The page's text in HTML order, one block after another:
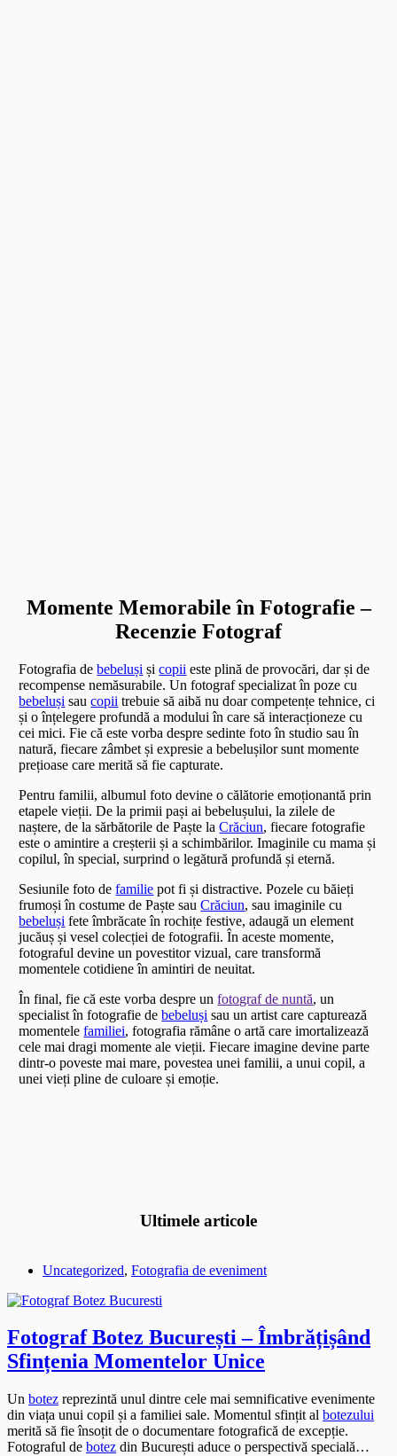
Momente Memorabile în Fotografie –
Recenzie Fotograf
Fotografia debebeluși șicopii este plină de provocări, dar și de
recompense nemăsurabile. Un fotograf specializat în poze cu
bebeluși saucopii trebuie să aibă nu doar competențe tehnice, ci
și o înțelegere profundă a modului în care să interacționeze cu
cei mici. Fie că este vorba despre sedinte foto în studio sau în
natură, fiecare zâmbet și expresie a bebelușilor sunt momente
prețioase care merită să fie capturate.
Pentru familii, albumul foto devine o călătorie emoționantă prin
etapele vieții. De la primii pași ai bebelușului, la zilele de
naștere, de la sărbătorile de Paște laCrăciun, fiecare fotografie
este o amintire a creșterii și a schimbărilor. Imaginile cu mama și
copilul, în special, surprind o legătură profundă și eternă.
Sesiunile foto defamilie pot fi și distractive. Pozele cu băieți
frumoși în costume de Paște sauCrăciun, sau imaginile cu
bebeluși fete îmbrăcate în rochițe festive, adaugă un element
jucăuș și vesel colecției de fotografii. În aceste momente,
fotograful devine un povestitor vizual, care transformă
momentele cotidiene în amintiri de neuitat.
În final, fie că este vorba despre unfotograf de nuntă, un
specialist în fotografie debebeluși sau un artist care capturează
momentelefamiliei, fotografia rămâne o artă care imortalizează
cele mai dragi momente ale vieții. Fiecare imagine devine parte
dintr-o poveste mai mare, povestea unei familii, a unui copil, a
unei vieți pline de culoare și emoție.
Ultimele articole
Uncategorized, Fotografia de eveniment
Fotograf Botez București – Îmbrățișând
Sfințenia Momentelor Unice
Un botez reprezintă unul dintre cele mai semnificative evenimente
din viața unui copil și a familiei sale. Momentul sfințit al botezului
merită să fie însoțit de o documentare fotografică de excepție.
Fotograful de botez din București aduce o perspectivă specială…